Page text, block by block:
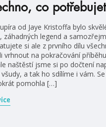
co
od Jaye Kristoffa bylo
záhadných legend a
si ale z prvního dílu
vrhnout na pokračování
naštěstí jsme si po dočtení
a tak ho sdílíme i vám.
pomohla […]